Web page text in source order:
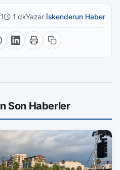
1 dkYazar:İskenderun Haber
Son Haberler